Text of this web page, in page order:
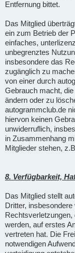
Entfernung bittet.
Das Mitglied
ein zum Betrieb der
einfaches,
unbegrenztes
insbesondere das
zugänglich zu
von einer durch
Gebrauch macht,
ändern oder zu
autogrammclub.de
hiervon keinen
unwiderruflich,
in Zusammenhang
Mitglieder stehen,
8. Verfügbarkeit,
Das Mitglied stellt
Dritter,
Rechtsverletzungen,
werden, auf erstes
vertreten hat. Die
notwendigen